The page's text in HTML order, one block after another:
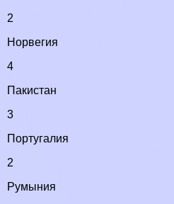
2
Норвегия
4
Пакистан
3
Португалия
2
Румыния